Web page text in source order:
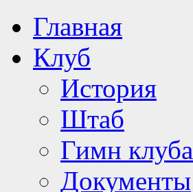
Главная
Клуб
История
Штаб
Гимн клуба
Документы